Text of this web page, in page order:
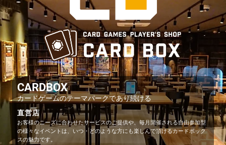
CARDBOX
カードゲームのテーマパークであり続ける
直営店
お客様のニーズに合わせたサービスのご提供や、毎月開催される自由参加型
の様々なイベントは、いつ・どのような方にも楽しんで頂けるカードボック
スの魅力です。
CBトレコロ
ココロがおどるワクワクを
日本一のトレーディングカードゲーム通販サイト!
～TCGライフをもっと楽しく便利に!
カードに関するデータをもとに売買する他、 皆さまと同じようにカードを愛
するスタッフの「デッキ紹介」や、 大人気のくじ「トレドロ」、毎月のお得
なイベント情報を発信しています。